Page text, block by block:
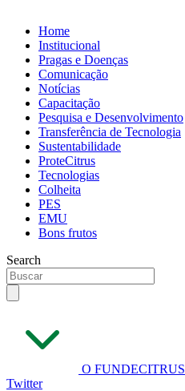
Home
Institucional
Pragas e Doenças
Comunicação
Notícias
Capacitação
Pesquisa e Desenvolvimento
Transferência de Tecnologia
Sustentabilidade
ProteCitrus
Tecnologias
Colheita
PES
EMU
Bons frutos
Search
O FUNDECITRUS
Twitter